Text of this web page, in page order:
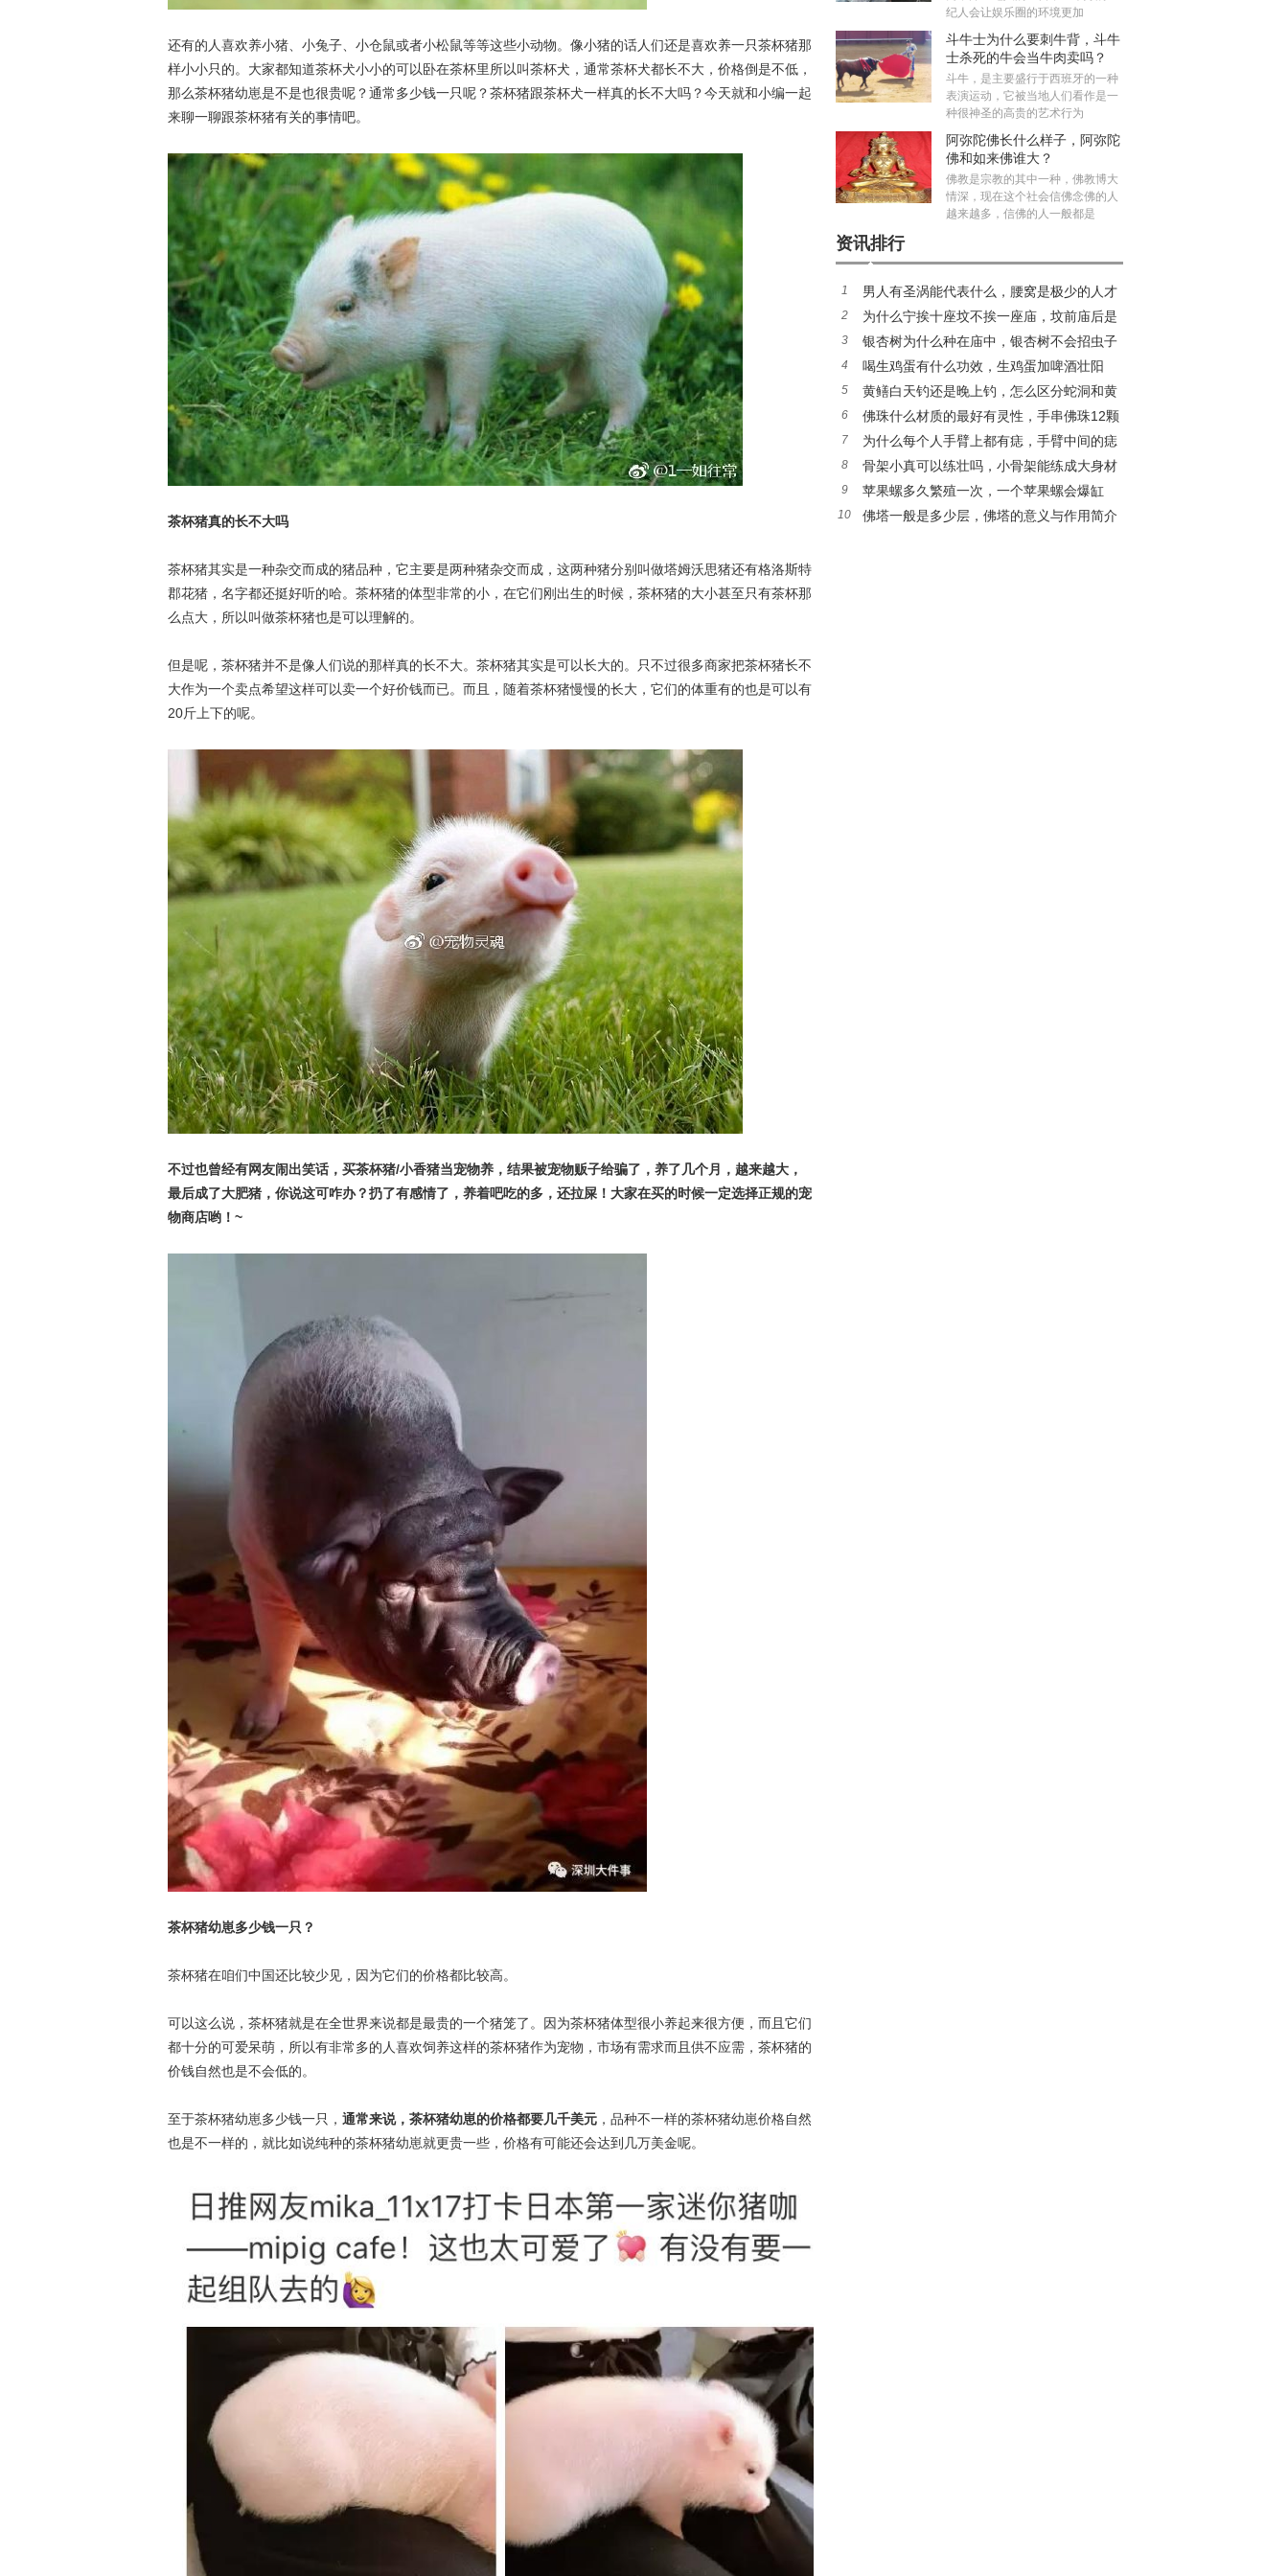
还有的人喜欢养小猪、小兔子、小仓鼠或者小松鼠等等这些小动物。像小猪的话人们还是喜欢养一只茶杯猪那
样小小只的。大家都知道茶杯犬小小的可以卧在茶杯里所以叫茶杯犬，通常茶杯犬都长不大，价格倒是不低，
那么茶杯猪幼崽是不是也很贵呢？通常多少钱一只呢？茶杯猪跟茶杯犬一样真的长不大吗？今天就和小编一起
来聊一聊跟茶杯猪有关的事情吧。
茶杯猪真的长不大吗
茶杯猪其实是一种杂交而成的猪品种，它主要是两种猪杂交而成，这两种猪分别叫做塔姆沃思猪还有格洛斯特
郡花猪，名字都还挺好听的哈。茶杯猪的体型非常的小，在它们刚出生的时候，茶杯猪的大小甚至只有茶杯那
么点大，所以叫做茶杯猪也是可以理解的。
但是呢，茶杯猪并不是像人们说的那样真的长不大。茶杯猪其实是可以长大的。只不过很多商家把茶杯猪长不
大作为一个卖点希望这样可以卖一个好价钱而已。而且，随着茶杯猪慢慢的长大，它们的体重有的也是可以有
20斤上下的呢。
不过也曾经有网友闹出笑话，买茶杯猪/小香猪当宠物养，结果被宠物贩子给骗了，养了几个月，越来越大，
最后成了大肥猪，你说这可咋办？扔了有感情了，养着吧吃的多，还拉屎！大家在买的时候一定选择正规的宠
物商店哟！~
茶杯猪幼崽多少钱一只？
茶杯猪在咱们中国还比较少见，因为它们的价格都比较高。
可以这么说，茶杯猪就是在全世界来说都是最贵的一个猪笼了。因为茶杯猪体型很小养起来很方便，而且它们
都十分的可爱呆萌，所以有非常多的人喜欢饲养这样的茶杯猪作为宠物，市场有需求而且供不应需，茶杯猪的
价钱自然也是不会低的。
至于茶杯猪幼崽多少钱一只， 通常来说，茶杯猪幼崽的价格都要几千美元 ，品种不一样的茶杯猪幼崽价格自然
也是不一样的，就比如说纯种的茶杯猪幼崽就更贵一些，价格有可能还会达到几万美金呢。
纪人会让娱乐圈的环境更加
斗牛士为什么要刺牛背，斗牛
士杀死的牛会当牛肉卖吗？
斗牛，是主要盛行于西班牙的一种
表演运动，它被当地人们看作是一
种很神圣的高贵的艺术行为
阿弥陀佛长什么样子，阿弥陀
佛和如来佛谁大？
佛教是宗教的其中一种，佛教博大
情深，现在这个社会信佛念佛的人
越来越多，信佛的人一般都是
资讯排行
1
男人有圣涡能代表什么，腰窝是极少的人才
有吗？
2
为什么宁挨十座坟不挨一座庙，坟前庙后是
风水宝地真的假的？
3
银杏树为什么种在庙中，银杏树不会招虫子
吗？
4
喝生鸡蛋有什么功效，生鸡蛋加啤酒壮阳
吗？
5
黄鳝白天钓还是晚上钓，怎么区分蛇洞和黄
鳝洞？
6
佛珠什么材质的最好有灵性，手串佛珠12颗
和13分别什么含义
7
为什么每个人手臂上都有痣，手臂中间的痣
代表什么
8
骨架小真可以练壮吗，小骨架能练成大身材
么？
9
苹果螺多久繁殖一次，一个苹果螺会爆缸
吗？
10 佛塔一般是多少层，佛塔的意义与作用简介